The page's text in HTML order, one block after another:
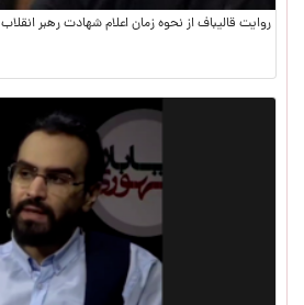
روایت قالیباف از نحوه زمان اعلام شهادت رهبر انقلاب